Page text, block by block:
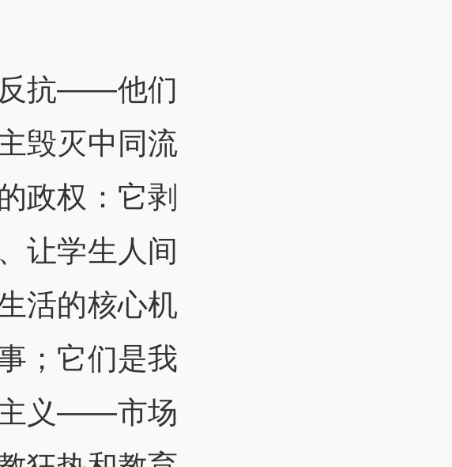
反抗——他们
毁灭中同流
政权：它剥
让学生人间
活的核心机
；它们是我
主义——市场